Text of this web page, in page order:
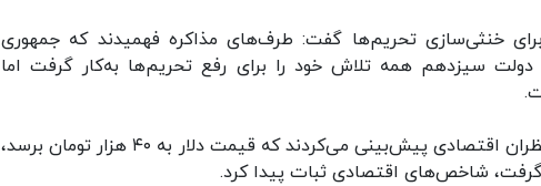
خنثی‌سازی تحریم‌ها گفت: طرف‌های مذاکره فهمیدند که جمهوری
سیزدهم همه تلاش خود را برای رفع تحریم‌ها به‌کار گرفت اما
معاون اول رئیس جمهور با بیان اینکه برخی صاحب‌نظران اقتصادی پیش‌بینی می‌کردند که قیمت دلار به ۴۰ هزار تومان برسد،
شاخص‌های اقتصادی ثبات پیدا کرد.